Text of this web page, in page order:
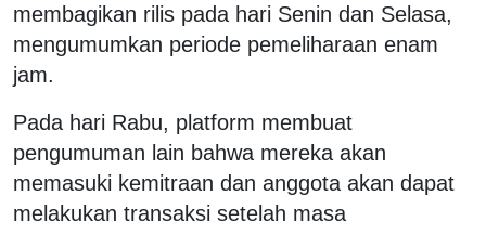
membagikan rilis pada hari Senin dan Selasa,
mengumumkan periode pemeliharaan enam
jam.
Pada hari Rabu, platform membuat
pengumuman lain bahwa mereka akan
memasuki kemitraan dan anggota akan dapat
melakukan transaksi setelah masa